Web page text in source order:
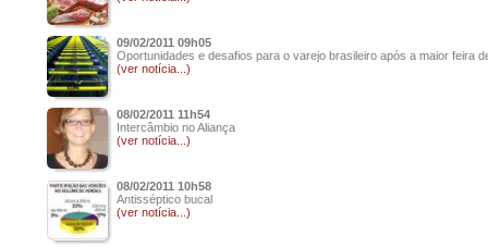
09/02/2011 09h05
Oportunidades e desafios para o varejo brasileiro após a maior feira
(ver notícia...)
08/02/2011 11h54
Intercâmbio no Aliança
(ver notícia...)
08/02/2011 10h58
Antisséptico bucal
(ver notícia...)